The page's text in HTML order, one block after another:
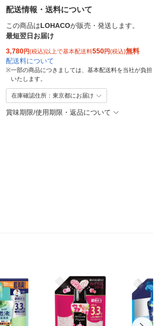
配送情報・送料について
この商品はLOHACOが販売・発送します。
最短翌日お届け
3,780円(税込)以上で基本配送料550円(税込)無料
配送料について
※一部の商品につきましては、基本配送料を当社が負担
いたします。
在庫確認住所：東京都にお届け
賞味期限/使用期限・返品について